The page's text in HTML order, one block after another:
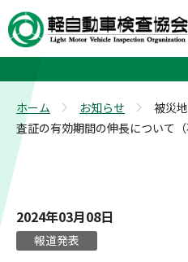
お知
ホーム お知らせ
被災
査証の有効期間の伸長について（
2024年03月08日
報道発表